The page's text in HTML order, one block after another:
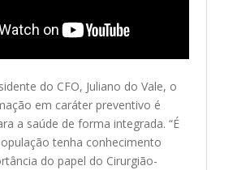
do CFO, Juliano do Vale, o
em caráter preventivo é
a saúde de forma integrada. “É
tenha conhecimento
do papel do Cirurgião-